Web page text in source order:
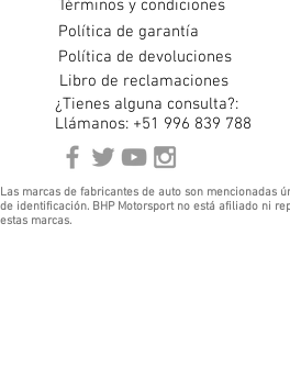
Términos y condiciones
Política de garantía
Política de devoluciones
Libro de reclamaciones
¿Tienes alguna consulta?:
Llámanos: +51 996 839 788
Las marcas de fabricantes de auto son mencionadas
de identificación. BHP Motorsport no está afiliado ni
estas marcas.